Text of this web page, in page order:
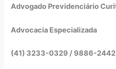
Advogado Previdenciário
Advocacia Especializada
(41) 3233-0329 / 9886-